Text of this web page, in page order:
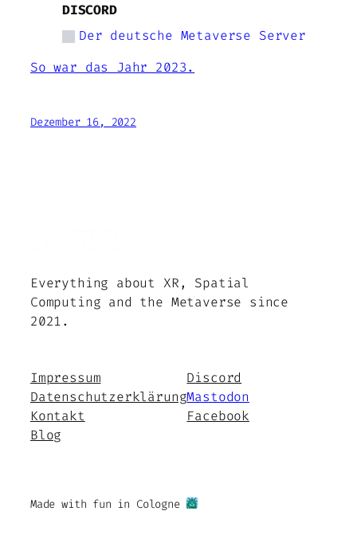
DISCORD
Der deutsche Metaverse Server
So war das Jahr 2023.
Dezember 16, 2022
Everything about XR, Spatial
Computing and the Metaverse since
2021.
Impressum
Datenschutzerklärung
Kontakt
Blog
Discord
Mastodon
Facebook
Made with fun in Cologne